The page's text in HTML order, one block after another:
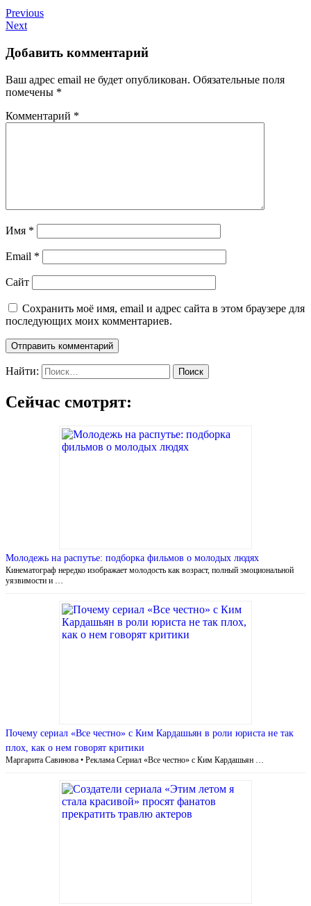
Previous
Next
Добавить комментарий
Ваш адрес email не будет опубликован. Обязательные поля
помечены *
Комментарий *
Имя *
Email *
Сайт
Сохранить моё имя, email и адрес сайта в этом браузере для
последующих моих комментариев.
Найти:
Сейчас смотрят:
Молодежь на распутье: подборка фильмов о молодых людях
Кинематограф нередко изображает молодость как возраст, полный эмоциональной
уязвимости и …
Почему сериал «Все честно» с Ким Кардашьян в роли юриста не так
плох, как о нем говорят критики
Маргарита Савинова • Реклама Сериал «Все честно» с Ким Кардашьян …